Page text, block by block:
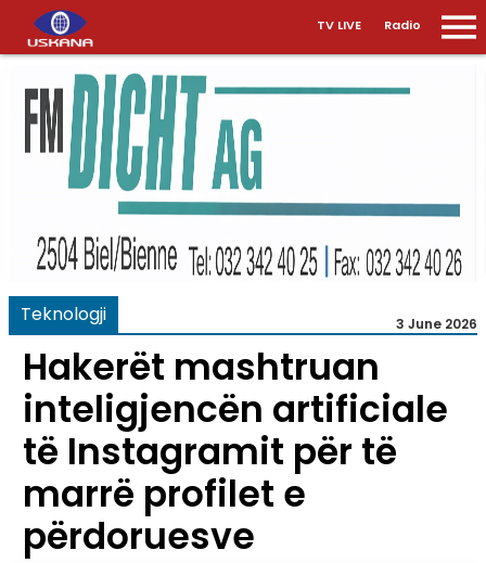
TV LIVE Radio
Teknologji 3 June 2026
Hakerët mashtruan
inteligjencën artificiale
të Instagramit për të
marrë profilet e
përdoruesve